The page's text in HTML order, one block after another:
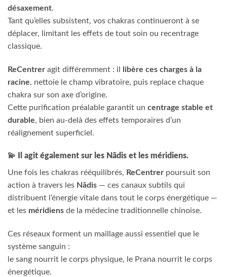
désaxement.
Tant qu’elles subsistent, vos chakras continueront à se
déplacer, limitant les effets de tout soin ou recentrage
classique.
ReCentrer agit différemment : il
libère ces charges à la
racine, nettoie le champ vibratoire, puis replace chaque
chakra sur son axe d’origine.
Cette purification préalable garantit un centrage stable et
durable, bien au-delà des effets temporaires d’un
réalignement superficiel.
💫 Il agit également sur les Nādis et les méridiens.
Une fois les chakras rééquilibrés, ReCentrer poursuit son
action à travers les Nādis — ces canaux subtils qui
distribuent l’énergie vitale dans tout le corps énergétique —
et les méridiens de la médecine traditionnelle chinoise.
Ces réseaux forment un maillage aussi essentiel que le
système sanguin :
le sang nourrit le corps physique, le Prana nourrit le corps
énergétique.